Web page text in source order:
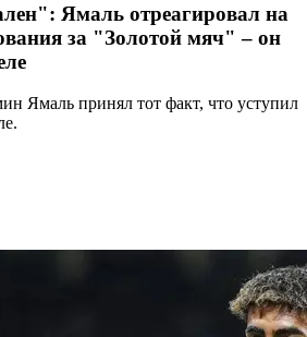
Ямаль отреагировал на
за "Золотой мяч" – он
Ямаль принял тот факт, что уступил